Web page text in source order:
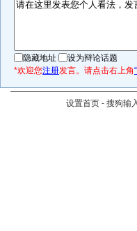
隐藏地址
设为辩论话题
*欢迎您注册发言。请点击右上角
设置首页 - 搜狗输